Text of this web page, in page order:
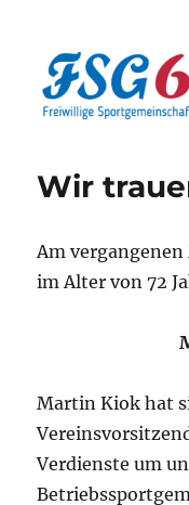
Wir
Am
im Alter von 72
Martin Kiok hat
Verdienste um